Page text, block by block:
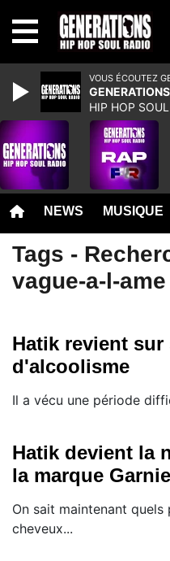
NEWS MUSIQUE
Tags -
vague-a-l-
Hatik revient
d'alcoolisme
Il a vécu une période
Hatik devient la
la marque
On sait maintenant
cheveux...
VOUS ÉCOUTEZ
GENERATIONS
HIP HOP